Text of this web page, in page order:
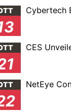
Cybertech
CES
NetEye